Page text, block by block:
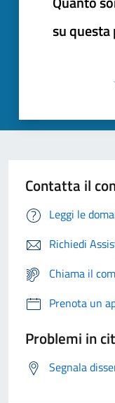
su questa
Contatta il
Leggi le
Richiedi
Chiama il
Prenota un
Problemi in
Segnala